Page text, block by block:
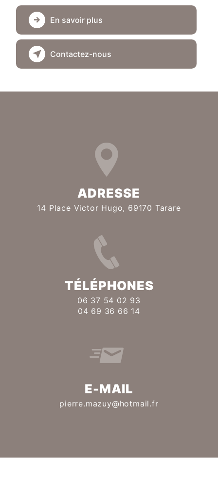
En savoir plus
Contactez-nous
ADRESSE
14 Place Victor Hugo, 69170 Tarare
TÉLÉPHONES
06 37 54 02 93
04 69 36 66 14
E-MAIL
pierre.mazuy@hotmail.fr